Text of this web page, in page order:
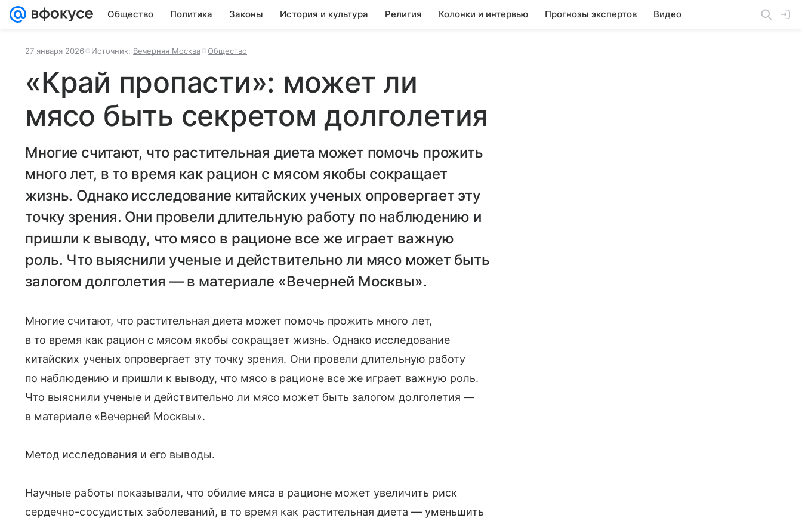
Общество Политика Законы История и культура Религия Колонки и интервью Прогнозы экспертов Видео
27 января 2026 Источник: Вечерняя Москва Общество
«Край пропасти»: может ли
мясо быть секретом долголетия
Многие считают, что растительная диета может помочь прожить
много лет, в то время как рацион с мясом якобы сокращает
жизнь. Однако исследование китайских ученых опровергает эту
точку зрения. Они провели длительную работу по наблюдению и
пришли к выводу, что мясо в рационе все же играет важную
роль. Что выяснили ученые и действительно ли мясо может быть
залогом долголетия — в материале «Вечерней Москвы».
Многие считают, что растительная диета может помочь прожить много лет,
в то время как рацион с мясом якобы сокращает жизнь. Однако исследование
китайских ученых опровергает эту точку зрения. Они провели длительную работу
по наблюдению и пришли к выводу, что мясо в рационе все же играет важную роль.
Что выяснили ученые и действительно ли мясо может быть залогом долголетия —
в материале «Вечерней Москвы».
Метод исследования и его выводы.
Научные работы показывали, что обилие мяса в рационе может увеличить риск
сердечно-сосудистых заболеваний, в то время как растительная диета — уменьшить